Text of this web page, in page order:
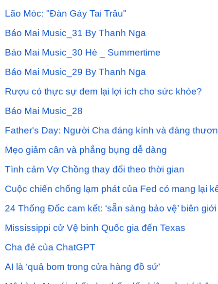
Lão Móc: "Đàn Gảy Tai Trâu"
Báo Mai Music_31 By Thanh Nga
Báo Mai Music_30 Hè _ Summertime
Báo Mai Music_29 By Thanh Nga
Rượu có thực sự đem lại lợi ích cho sức khỏe?
Báo Mai Music_28
Father's Day: Người Cha đáng kính và đáng
Mẹo giảm cân và phẳng bụng dễ dàng
Tình cảm Vợ Chồng thay đổi theo thời gian
Cuộc chiến chống lạm phát của Fed có mang lại
24 Thống Đốc cam kết: ‘sẵn sàng bảo vệ’ biên
Mississippi cử Vệ binh Quốc gia đến Texas
Cha đẻ của ChatGPT
AI là ‘quả bom trong cửa hàng đồ sứ’